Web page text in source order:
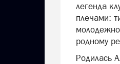
легенда
плечами:
родному
Родилась